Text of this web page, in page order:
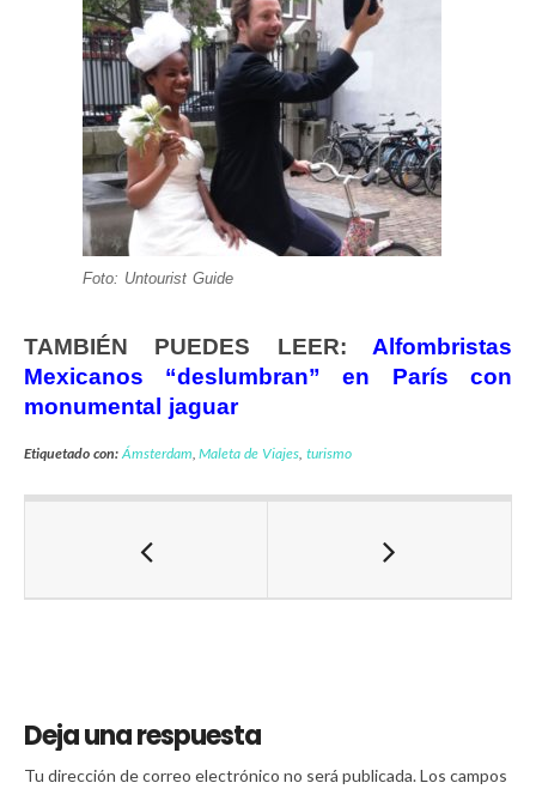
Foto: Untourist Guide
TAMBIÉN PUEDES LEER:
Alfombristas
Mexicanos “deslumbran” en París con
monumental jaguar
Etiquetado con:Ámsterdam,Maleta de Viajes, turismo
Deja una respuesta
Tu dirección de correo electrónico no será publicada.Los campos